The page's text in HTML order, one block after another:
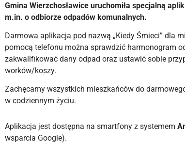
Gmina Wierzchosławice uruchomiła specjalną
m.in. o odbiorze odpadów komunalnych.
Darmowa aplikacja pod nazwą „Kiedy Śmieci” dla
pomocą telefonu można sprawdzić harmonogram
zakwalifikować dany odpad oraz ustawić sobie
worków/koszy.
Zachęcamy wszystkich mieszkańców do
w codziennym życiu.
Aplikacja jest dostępna na smartfony z systemem
wsparcia Google).